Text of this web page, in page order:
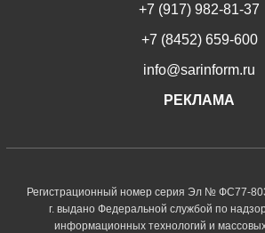
+7 (917) 982-81-37
+7 (8452) 659-600
info@sarinform.ru
РЕКЛАМА
Регистрационный номер серия Эл № ФС77-
г. выдано Федеральной службой по
информационных технологий и